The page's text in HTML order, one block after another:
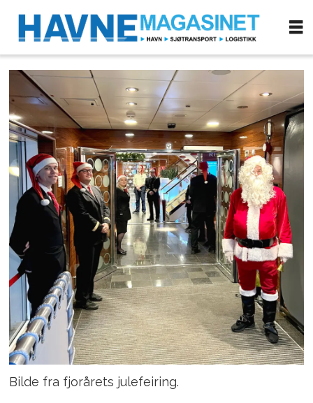
Bilde fra fjorårets julefeiring.